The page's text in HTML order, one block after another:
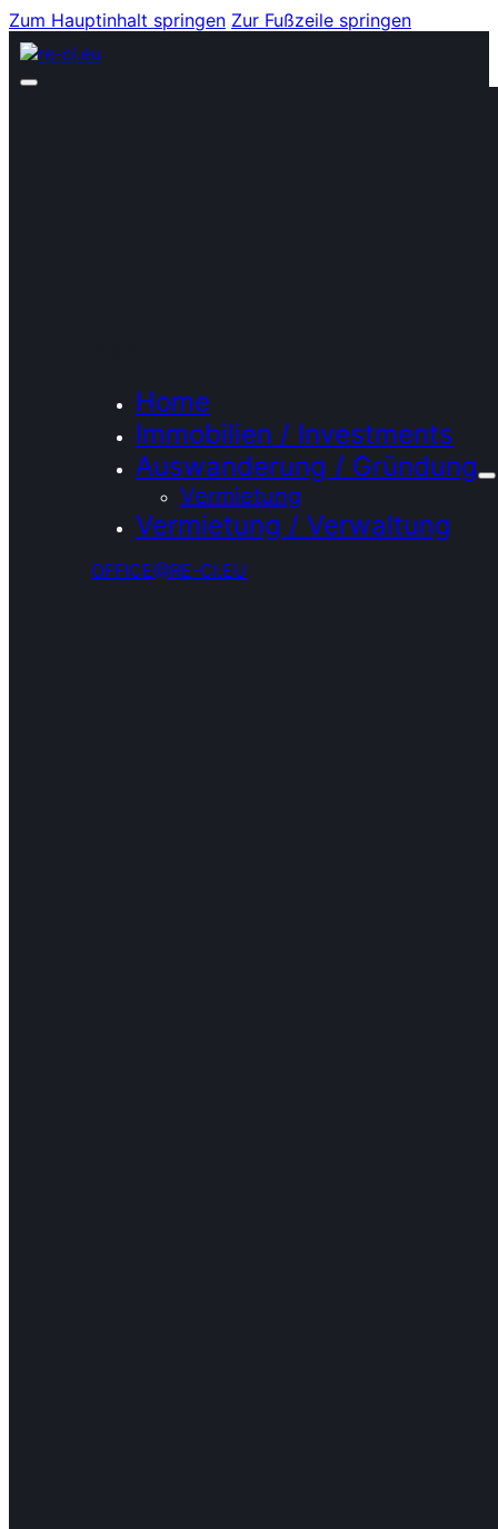
Zum Hauptinhalt springen Zur Fußzeile springen
Home
Immobilien / Investments
Auswanderung / Gründung
Vermietung
Vermietung / Verwaltung
OFFICE@RE-CI.EU